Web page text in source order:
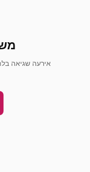
אירעה שגיאה